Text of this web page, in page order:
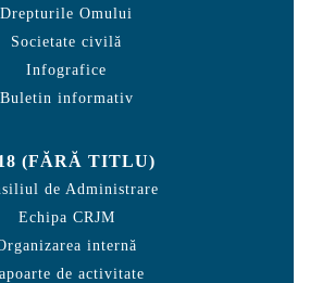
Drepturile Omului
Societate civilă
Infografice
Buletin informativ
(FĂRĂ TITLU)
de Administrare
Echipa CRJM
internă
de activitate